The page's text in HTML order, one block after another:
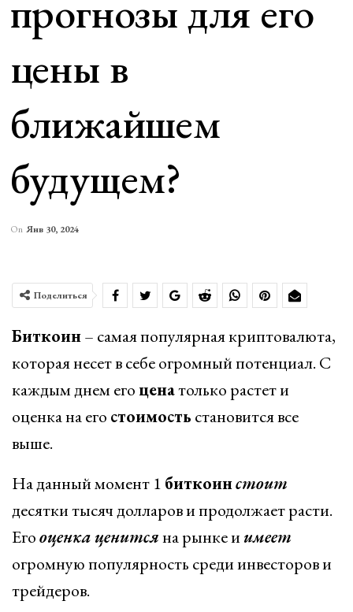
прогнозы для его
цены в
ближайшем
будущем?
On Янв 30, 2024
Поделиться
Биткоин– самая популярная криптовалюта,
которая несет в себе огромный потенциал. С
каждым днем егоценатолько растет и
оценка на его стоимость становится все
выше.
На данный момент 1 биткоинстоит
десятки тысяч долларов и продолжает расти.
Егооценка ценитсяна рынке и имеет
огромную популярность среди инвесторов и
трейдеров.